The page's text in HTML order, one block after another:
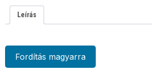
Leírás
Fordítás magyarra